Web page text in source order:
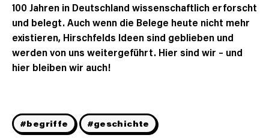
100 Jahren in Deutschland wissenschaftlich erforscht
und belegt. Auch wenn die Belege heute nicht mehr
existieren, Hirschfelds Ideen sind geblieben und
werden von uns weitergeführt. Hier sind wir – und
hier bleiben wir auch!
#begriffe #geschichte